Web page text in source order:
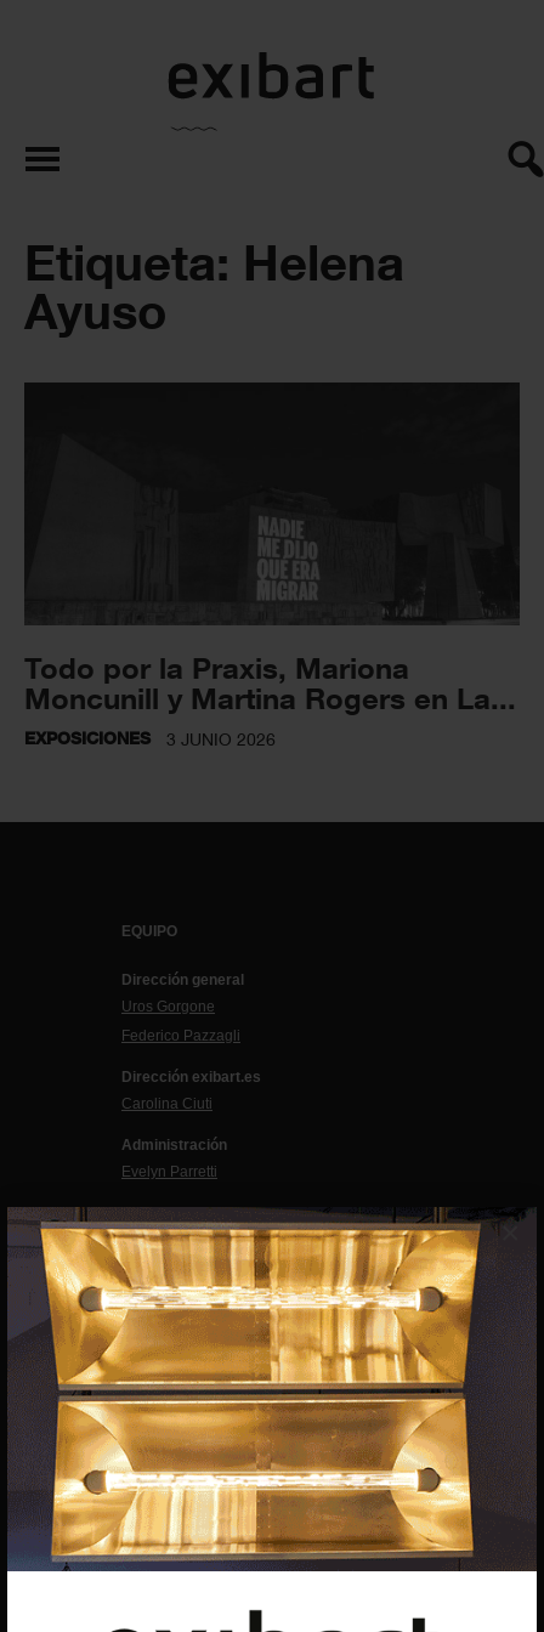
×
exibart.es
Etiqueta: Helena
Ayuso
Todo por la Praxis, Mariona
Moncunill y Martina Rogers en La...
EXPOSICIONES 3 JUNIO 2026
EQUIPO
Dirección general
Uros Gorgone
Federico Pazzagli
Dirección exibart.es
Carolina Ciuti
Administración
Evelyn Parretti
Marketing
Francesca Grismondi
Programación y diseño web
Giovanni Costante
Marcello Moi
EXIBART SPAIN, S.L.U.
AVINGUDA ROMA, 12
CIF: B06956841